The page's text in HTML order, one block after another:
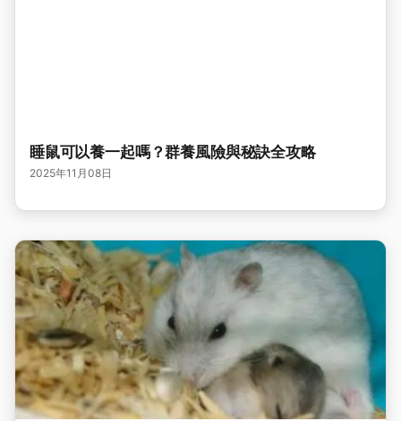
睡鼠可以養一起嗎？群養風險與秘訣全攻略
2025年11月08日